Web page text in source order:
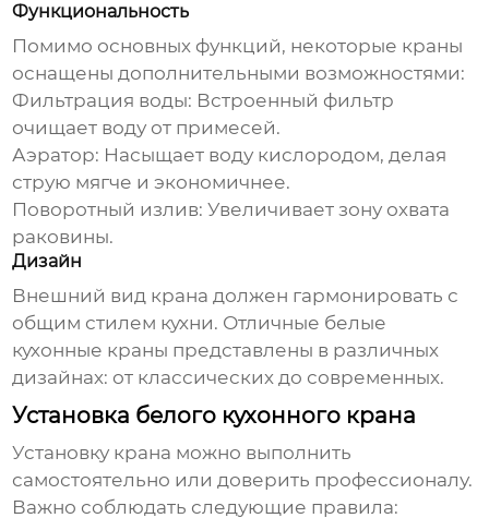
Функциональность
Помимо основных функций, некоторые краны
оснащены дополнительными возможностями:
Фильтрация воды: Встроенный фильтр
очищает воду от примесей.
Аэратор: Насыщает воду кислородом, делая
струю мягче и экономичнее.
Поворотный излив: Увеличивает зону охвата
раковины.
Дизайн
Внешний вид крана должен гармонировать с
общим стилем кухни. Отличные белые
кухонные краны представлены в различных
дизайнах: от классических до современных.
Установка белого кухонного крана
Установку крана можно выполнить
самостоятельно или доверить профессионалу.
Важно соблюдать следующие правила: